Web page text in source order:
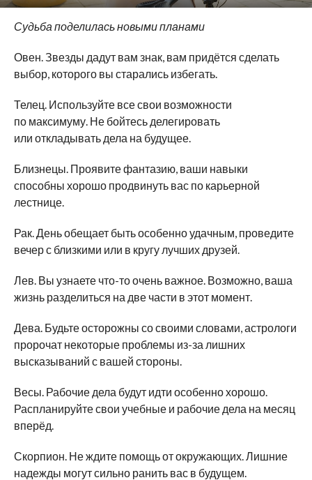
Судьба поделилась новыми планами
Овен. Звезды дадут вам знак, вам придётся сделать
выбор, которого вы старались избегать.
Телец. Используйте все свои возможности
по максимуму. Не бойтесь делегировать
или откладывать дела на будущее.
Близнецы. Проявите фантазию, ваши навыки
способны хорошо продвинуть вас по карьерной
лестнице.
Рак. День обещает быть особенно удачным, проведите
вечер с близкими или в кругу лучших друзей.
Лев. Вы узнаете что-то очень важное. Возможно, ваша
жизнь разделиться на две части в этот момент.
Дева. Будьте осторожны со своими словами, астрологи
пророчат некоторые проблемы из-за лишних
высказываний с вашей стороны.
Весы. Рабочие дела будут идти особенно хорошо.
Распланируйте свои учебные и рабочие дела на месяц
вперёд.
Скорпион. Не ждите помощь от окружающих. Лишние
надежды могут сильно ранить вас в будущем.